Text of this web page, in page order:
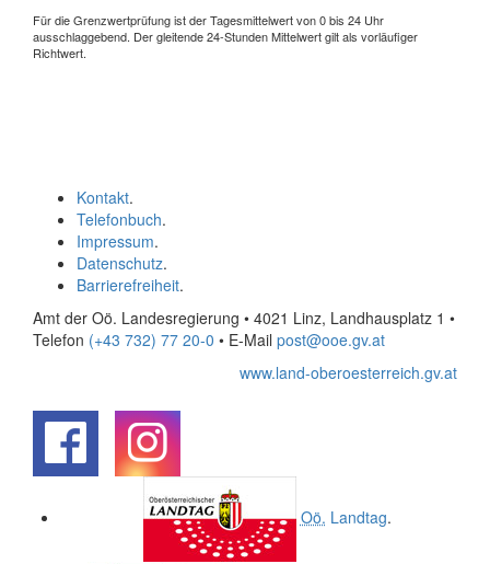
Für die Grenzwertprüfung ist der Tagesmittelwert von 0 bis 24 Uhr
ausschlaggebend. Der gleitende 24-Stunden Mittelwert gilt als vorläufiger
Richtwert.
Kontakt.
Telefonbuch.
Impressum.
Datenschutz.
Barrierefreiheit.
Amt der Oö. Landesregierung • 4021 Linz, Landhausplatz 1 •
Telefon (+43 732) 77 20-0 • E-Mail post@ooe.gv.at
www.land-oberoesterreich.gv.at
Oö. Landtag.